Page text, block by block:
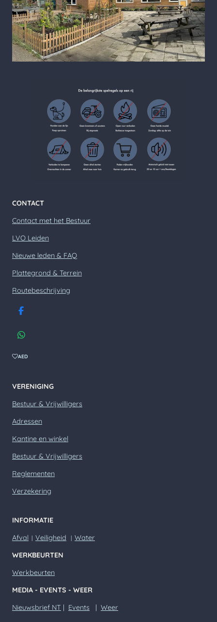
CONTACT
Contact met het Bestuur
LVO Leiden
Nieuwe leden & FAQ
Plattegrond & Terrein
Routebeschrijving
F
c
e
o
W
a
A
p
p
AED
VERENIGING
Bestuur & Vrijwilligers
Adressen
Kantine en winkel
Bestuur & Vrijwilligers
Reglementen
Verzekering
INFORMATIE
Afval | Veiligheid | Water
WERKBEURTEN
Werkbeurten
MEDIA - EVENTS - WEER
Nieuwsbrief NT | Events | Weer